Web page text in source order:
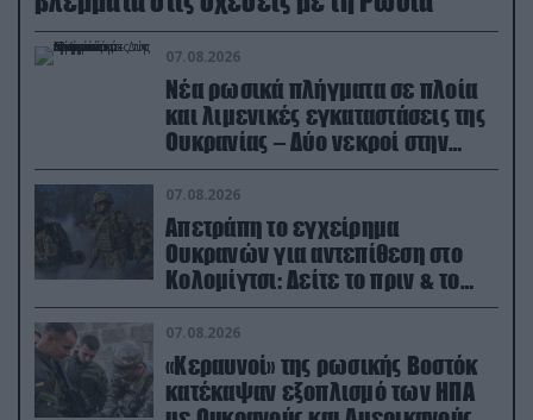
07.08.2026
Νέα ρωσικά πλήγματα σε πλοία
και λιμενικές εγκαταστάσεις της
Ουκρανίας – Δύο νεκροί στην
Κριμαία
07.08.2026
Απετράπη το εγχείρημα
Ουκρανών για αντεπίθεση στο
Κολομίγτσι: Δείτε το πριν & το
μετά της προσπάθειάς τους
(βίντεο)
07.08.2026
«Κεραυνοί» της ρωσικής Βοστόκ
κατέκαψαν εξοπλισμό των ΗΠΑ